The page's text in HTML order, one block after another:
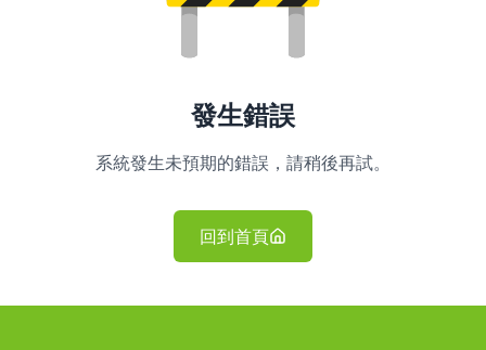
發生錯誤
系統發生未預期的錯誤，請稍後再試。
回到首頁